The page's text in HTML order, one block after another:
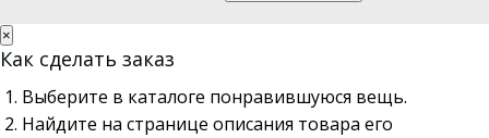
×
Как сделать заказ
Выберите в каталоге понравившуюся вещь.
Найдите на странице описания товара его